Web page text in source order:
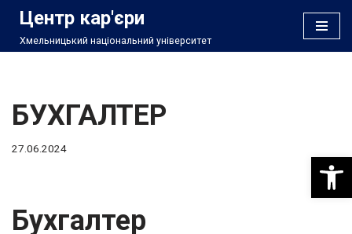
Перейти
Центр кар'єри
Хмельницький національний університет
БУХГАЛТЕР
27.06.2024
Бухгалтер